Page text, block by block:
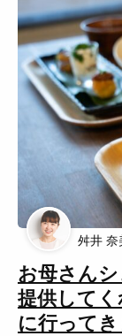
お母さん
提供してく
に行ってき
舛井 奈